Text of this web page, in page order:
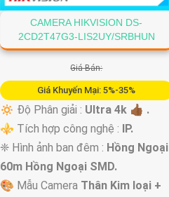
CAMERA HIKVISION DS-
2CD2T47G3-LIS2UY/SRBHUN
Giá Bán:
Giá Khuyến Mại: 5%-35%
🔅 Độ Phân giải : Ultra 4k 👍🏾 .
⚜️ Tích hợp công nghệ : IP.
❈ Hình ảnh ban đêm : Hồng Ngoại
60m Hồng Ngoại SMD.
🎨 Mẫu Camera Thân Kim loại +